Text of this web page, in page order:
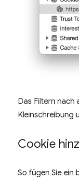
Das Filtern nach
Kleinschreibung
Cookie
So fügen Sie ein